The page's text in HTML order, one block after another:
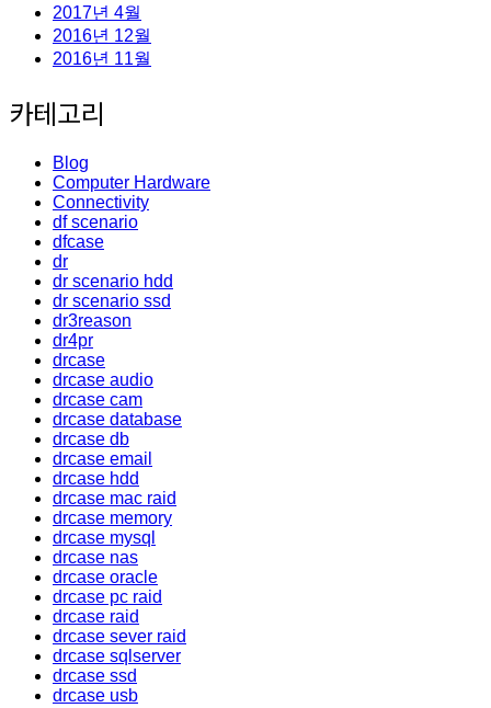
2017년 4월
2016년 12월
2016년 11월
카테고리
Blog
Computer Hardware
Connectivity
df scenario
dfcase
dr
dr scenario hdd
dr scenario ssd
dr3reason
dr4pr
drcase
drcase audio
drcase cam
drcase database
drcase db
drcase email
drcase hdd
drcase mac raid
drcase memory
drcase mysql
drcase nas
drcase oracle
drcase pc raid
drcase raid
drcase sever raid
drcase sqlserver
drcase ssd
drcase usb